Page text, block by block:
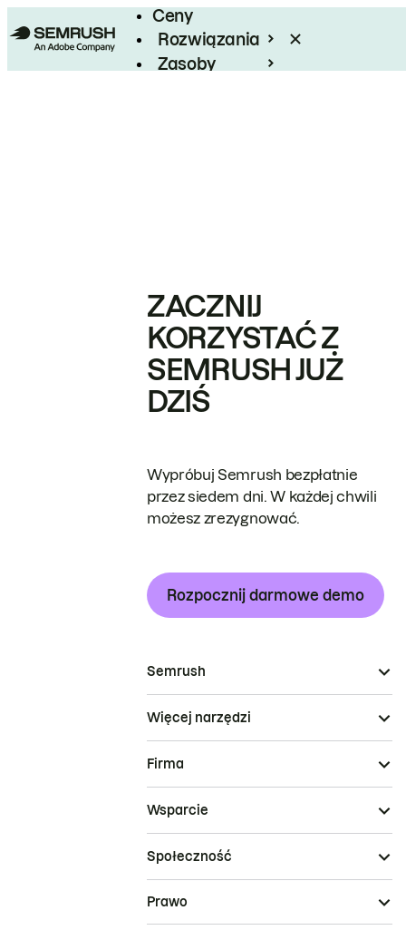
Ceny
Rozwiązania
Zasoby
ZACZNIJ
KORZYSTAĆ Z
SEMRUSH JUŻ
DZIŚ
Wypróbuj Semrush bezpłatnie
przez siedem dni. W każdej chwili
możesz zrezygnować.
Rozpocznij darmowe demo
Semrush
Więcej narzędzi
Firma
Wsparcie
Społeczność
Prawo